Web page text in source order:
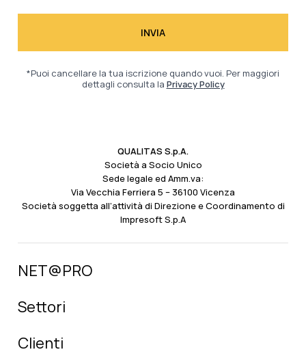
*Puoi cancellare la tua iscrizione quando vuoi. Per maggiori
dettagli consulta la Privacy Policy
QUALITAS S.p.A.
Società a Socio Unico
Sede legale ed Amm.va:
Via Vecchia Ferriera 5 – 36100 Vicenza
Società soggetta all’attività di Direzione e Coordinamento di
Impresoft S.p.A
NET@PRO
Settori
Clienti